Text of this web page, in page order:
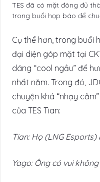
TES đã có mặt đông đủ
trong buổi họp báo để
Cụ thể hơn, trong buổi
đại diện góp mặt tại
dáng “cool ngầu” để
nhất năm. Trong đó,
chuyện khá “nhạy
của TES Tian:
Tian: Họ (LNG
Yago: Ông có vui